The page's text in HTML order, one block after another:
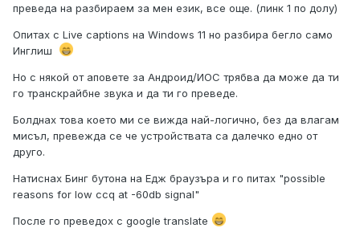
преведа на разбираем за мен език, все още. (линк 1 по долу)
Опитах с Live captions на Windows 11 но разбира бегло само
Инглиш
Но с някой от аповете за Андроид/ИОС трябва да може да ти
го транскрайбне звука и да ти го преведе.
Болднах това което ми се вижда най-логично, без да влагам
мисъл, превежда се че устройствата са далечко едно от
друго.
Натиснах Бинг бутона на Едж браузъра и го питах "possible
reasons for low ccq at -60db signal"
После го преведох с google translate